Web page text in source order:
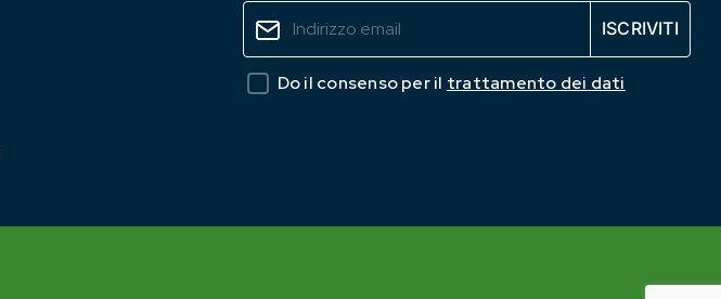
Do il consenso per il trattamento dei dati